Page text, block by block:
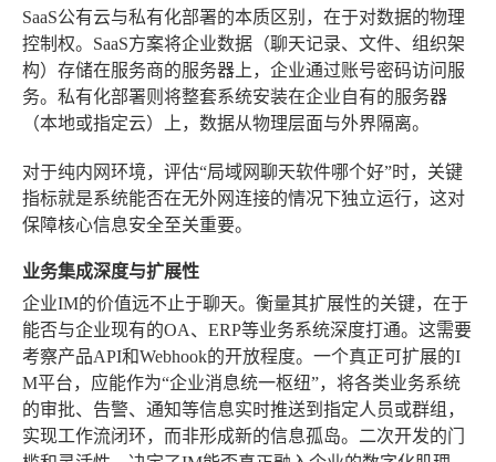
SaaS公有云与私有化部署的本质区别，在于对数据的物理
控制权。SaaS方案将企业数据（聊天记录、文件、组织架
构）存储在服务商的服务器上，企业通过账号密码访问服
务。私有化部署则将整套系统安装在企业自有的服务器
（本地或指定云）上，数据从物理层面与外界隔离。
对于纯内网环境，评估“局域网聊天软件哪个好”时，关键
指标就是系统能否在无外网连接的情况下独立运行，这对
保障核心信息安全至关重要。
业务集成深度与扩展性
企业IM的价值远不止于聊天。衡量其扩展性的关键，在于
能否与企业现有的OA、ERP等业务系统深度打通。这需要
考察产品API和Webhook的开放程度。一个真正可扩展的I
M平台，应能作为“企业消息统一枢纽”，将各类业务系统
的审批、告警、通知等信息实时推送到指定人员或群组，
实现工作流闭环，而非形成新的信息孤岛。二次开发的门